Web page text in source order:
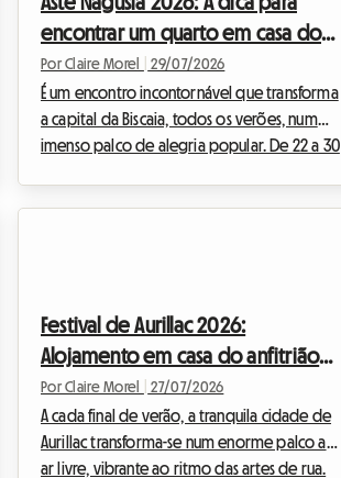
mas as infraestruturas têm dificuldade em
acompanhar o ritmo. Na Roomlala,
acompanhamos todos os anos milhares de
estudantes na sua mobilida...
encontrar um quarto em casa do
anfitrião em Bilbau
Por Claire Morel 29/07/2026
É um encontro incontornável que transforma
a capital da Biscaia, todos os verões, num
imenso palco de alegria popular. De 22 a 30
Perante hotéis esgotados com meses de
antecedência e tarifas que disparam,
propomos na Roomlala uma alternativa
económica...
Festival de Aurillac 2026:
Alojamento em casa do anfitrião
para viver o teatro de rua sem
gastar muito
Por Claire Morel 27/07/2026
A cada final de verão, a tranquila cidade de
Aurillac transforma-se num enorme palco ao
ar livre, vibrante ao ritmo das artes de rua.